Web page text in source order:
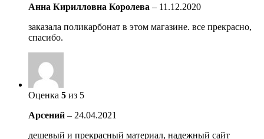
Анна Кирилловна Королева – 11.12.2020
заказала поликарбонат в этом магазине. все прекрасно,
спасибо.
Оценка 5 из 5
Арсений – 24.04.2021
дешевый и прекрасный материал, надежный сайт